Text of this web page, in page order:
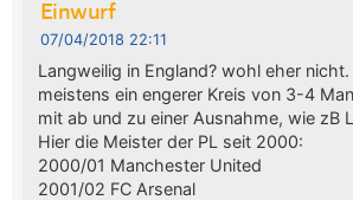
Einwurf
07/04/2018 22:11
Langweilig in England? wohl eher
meistens ein engerer Kreis von 3-4
mit ab und zu einer Ausnahme, wie zB
Hier die Meister der PL seit 2000:
2000/01 Manchester United
2001/02 FC Arsenal